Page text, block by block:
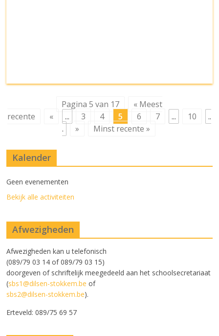
Pagina 5 van 17
« Meest
recente
« ... 3 4 5 6 7 ... 10
..
.
» Minst recente »
Kalender
Geen evenementen
Bekijk alle activiteiten
Afwezigheden
Afwezigheden kan u telefonisch
(089/79 03 14 of 089/79 03 15)
doorgeven of schriftelijk meegedeeld aan het schoolsecretariaat
(sbs1@dilsen-stokkem.be of
sbs2@dilsen-stokkem.be).
Erteveld: 089/75 69 57